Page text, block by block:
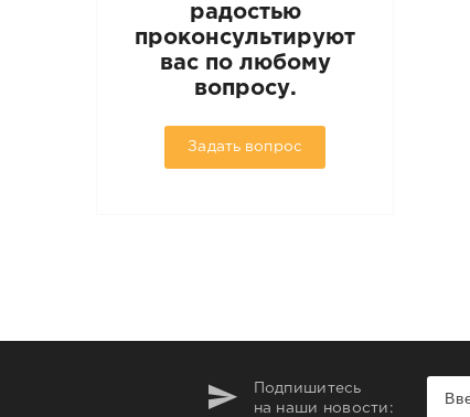
радостью
проконсультируют
вас по любому
вопросу.
Задать вопрос
Подпишитесь
на наши новости: